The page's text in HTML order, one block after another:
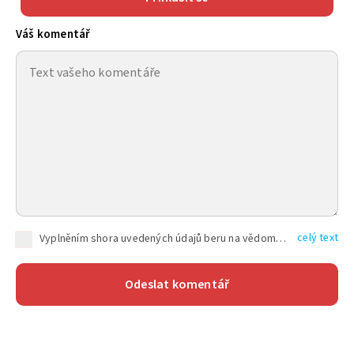
Váš komentář
Vyplněním shora uvedených údajů beru na vědomí, že společnost TEXT FACTORY s.r.o., sídlem Brno, Durďákova 336/29, Černá Pole, PSČ: 613 00, IČ: 06157831, zapsané u Krajského soudu v Brně, oddíl C, vložka 100399, bude zpracovávat mé osobní údaje uvedené v rámci mnou vyplněného registračního formuláře na základě oprávněných zájmů TEXT FACTORY s.r.o. dle čl. 6 odst. 1 písm. f) GDPR a pro splnění právních povinností (čl. 6 odst. 1 písm. c) GDPR), a to pro tyto účely: nezbytnost zajistit oprávnění návštěvníka webových stránek provozovaných společností TEXT FACTORY s.r.o. přispívat aktivně ke zveřejněným článkům nebo v rámci diskusních fór a výkon práv TEXT FACTORY s.r.o. jako administrátora těchto diskusních fór. Více informací o zpracování osobních údajů a právech lze nalézt v celý text